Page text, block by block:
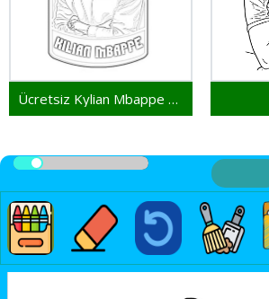
Ücretsiz Kylian Mbappe Baskı İçin